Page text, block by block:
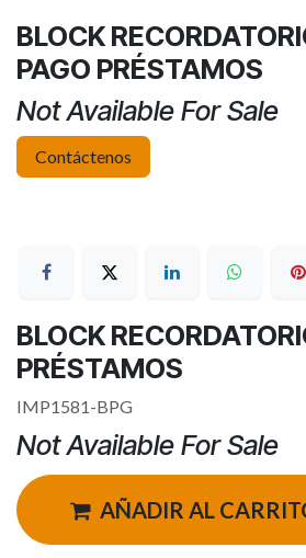
BLOCK
PAGO PRÉSTAMOS
Not Available For Sale
Contáctenos
BLOCK
PRÉSTAMOS
IMP1581-BPG
Not Available For Sale
AÑADIR AL